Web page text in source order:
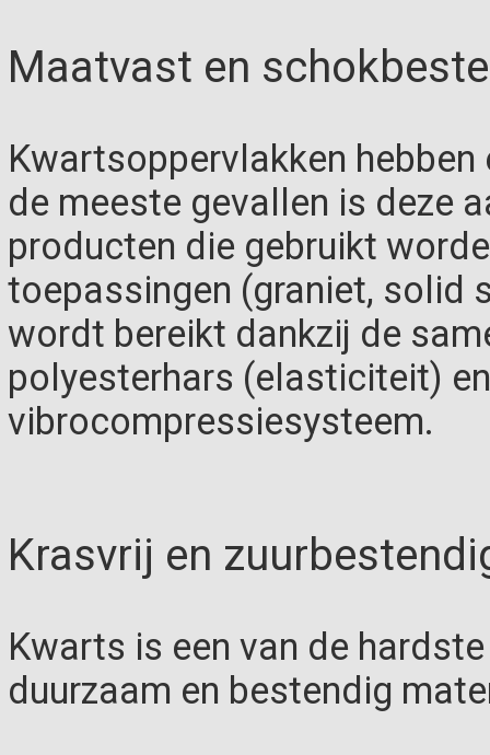
Maatvast en
Kwartsoppervlakken
de meeste gevallen is deze
producten die gebruikt
toepassingen (graniet, solid
wordt bereikt dankzij de
polyesterhars (elasticiteit)
vibrocompressiesysteem.
Krasvrij en
Kwarts is een van de
duurzaam en bestendig